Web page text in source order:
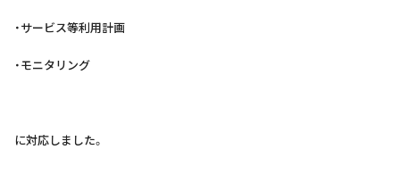
・サービス等利用計画
・モニタリング
に対応しました。